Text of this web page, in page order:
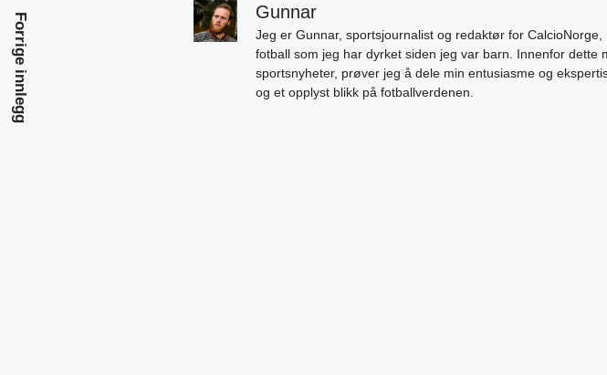
Gunnar
Jeg er Gunnar, sportsjournalist og redaktør for
fotball som jeg har dyrket siden jeg var barn. Innenfor dette
sportsnyheter, prøver jeg å dele min entusiasme og
og et opplyst blikk på fotballverdenen.
Forrige innlegg